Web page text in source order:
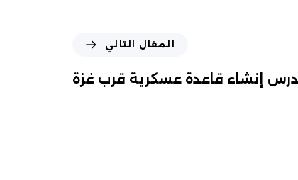
المقال التالي
إنشاء قاعدة عسكرية قرب غزة